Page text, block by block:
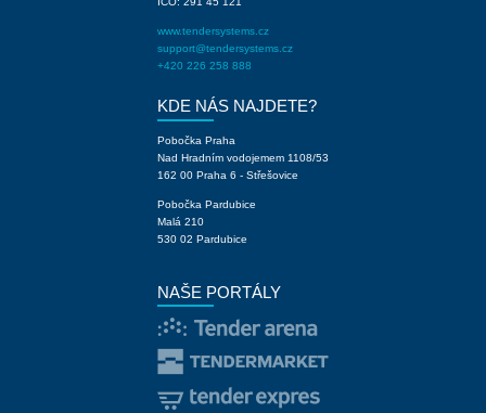
www.tendersystems.cz
support@tendersystems.cz
+420 226 258 888
KDE NÁS NAJDETE?
Pobočka Praha
Nad Hradním vodojemem 1108/53
162 00 Praha 6 - Střešovice
Pobočka Pardubice
Malá 210
530 02 Pardubice
NAŠE PORTÁLY